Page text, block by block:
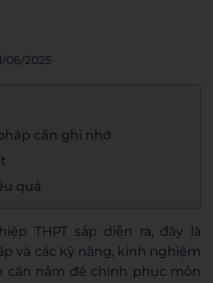
06/2025
cần ghi nhớ
quả
THPT sắp diễn ra, đây là
và các kỹ năng, kinh nghiệm
cần nắm để chinh phục môn